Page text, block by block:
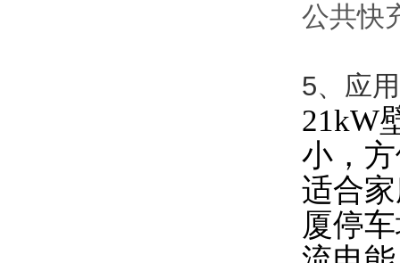
公共快
5、应
21kW
小，
适合
厦停